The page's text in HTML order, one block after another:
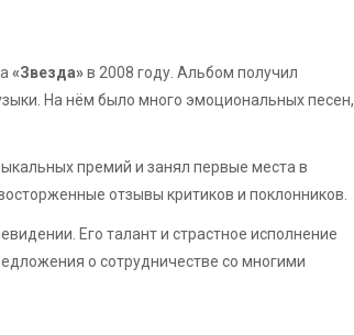
«Звезда»в 2008 году. Альбом получил
На нём было много эмоциональных песен,
премий и занял первые места в
отзывы критиков и поклонников.
Его талант и страстное исполнение
о сотрудничестве со многими